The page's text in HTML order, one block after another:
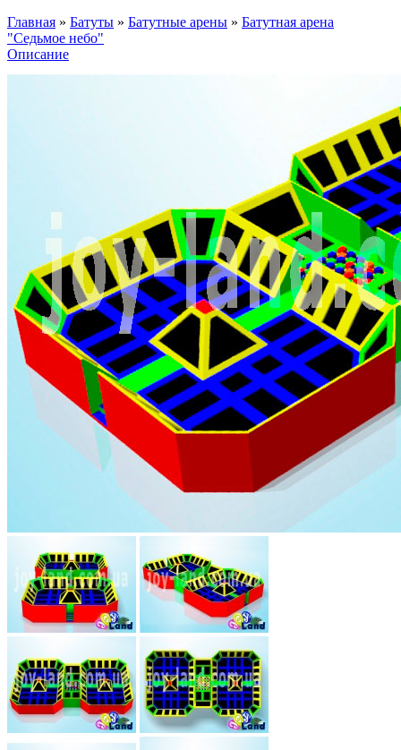
Главная » Батуты » Батутные арены » Батутная арена
"Седьмое небо"
Описание